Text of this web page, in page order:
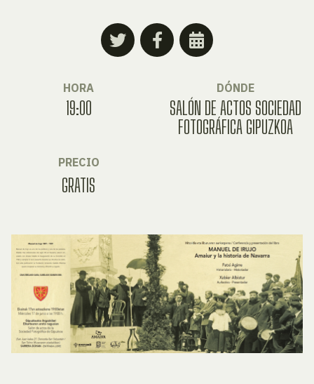
HORA
19:00
DÓNDE
SALÓN DE ACTOS SOCIEDAD
FOTOGRÁFICA GIPUZKOA
PRECIO
GRATIS